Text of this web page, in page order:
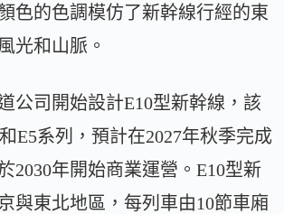
色的色調模仿了新幹線行經的東
光和山脈。
公司開始設計E10型新幹線，該
E5系列，預計在2027年秋季完成
2030年開始商業運營。E10型新
與東北地區，每列車由10節車廂